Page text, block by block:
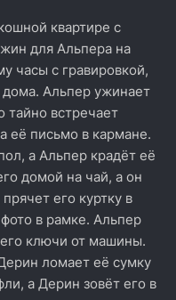
квартире с
для Альпера на
часы с гравировкой,
Альпер ужинает
тайно встречает
её письмо в кармане.
а Альпер крадёт её
домой на чай, а он
его куртку в
в рамке. Альпер
ключи от машины.
ломает её сумку
а Дерин зовёт его в